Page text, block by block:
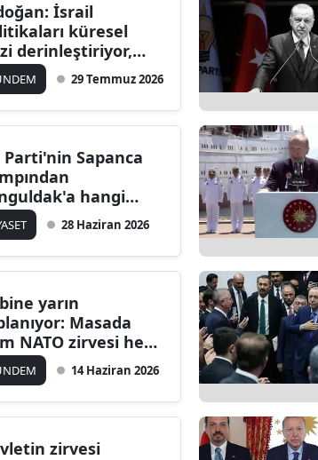
İsrail
küresel
derinleştiriyor,
trilyonluk
paketiyle güçlü
29 Temmuz 2026
Parti'nin Sapanca
hangi
çıktı?28 Haziran 2026
yarın
Masada
NATO zirvesi hem
var
14 Haziran 2026
zirvesi